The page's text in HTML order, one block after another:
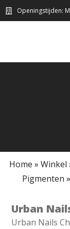
Openingstijden:
Home » Winkel
Pigmenten »
Urban
Urban Nails